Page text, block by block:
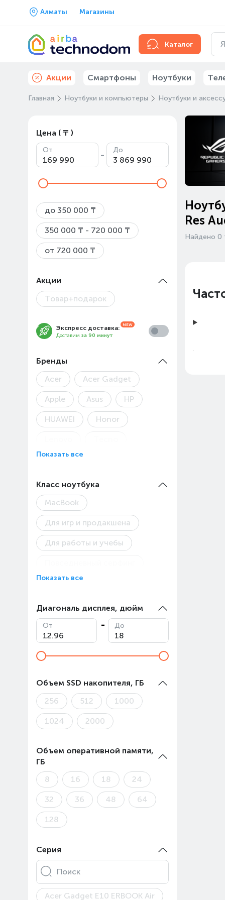
Алматы Магазины
Каталог
Акции Смартфоны Ноутбуки
Главная Ноутбуки и компьютеры Ноутбуки и
Цена ( ₸ )
От - До
до 350 000 ₸
350 000 ₸ - 720 000 ₸
от 720 000 ₸
Акции
Товар+подарок
Экспресс доставка:
Доставим за 90 минут
Бренды
Acer
Acer Gadget
Apple Asus HP
HUAWEI Honor
Показать все
Класс ноутбука
MacBook
Для игр и продакшена
Для работы и учебы
Показать все
Диагональ дисплея, дюйм
От До
Объем SSD накопителя, ГБ
256
512 1000
1024 2000
Объем оперативной памяти,
ГБ
8
16 18 24
32 36 48 64
128
Серия
Поиск
Acer Gadget E10 ERBOOK Air
Res
Найдено 0